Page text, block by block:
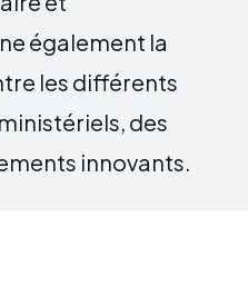
également la
les différents
des
innovants.